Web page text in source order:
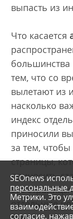
выпасть из
Что касается
большинства
тем, что со
вылетают из
насколько
индекс
приносили
за тем,
страницы,
приносить
это страницы
отдельные
SEOnews
персональные
Метрики. Это
согласие,